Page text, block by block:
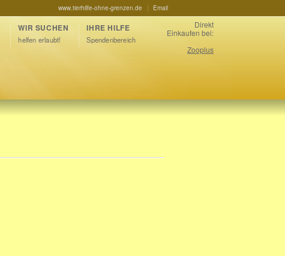
www.tierhilfe-ohne-grenzen.de Email
WIR SUCHEN
helfen erlaubt!
IHRE HILFE
Spendenbereich
Direkt
Einkaufen bei:
Zooplus